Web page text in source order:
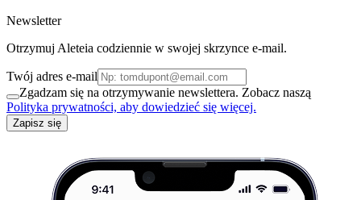
Newsletter
Otrzymuj Aleteia codziennie w swojej skrzynce e-mail.
Twój adres e-mail
Zgadzam się na otrzymywanie newslettera. Zobacz naszą
Polityka prywatności, aby dowiedzieć się więcej.
Zapisz się